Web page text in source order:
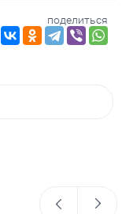
поделиться